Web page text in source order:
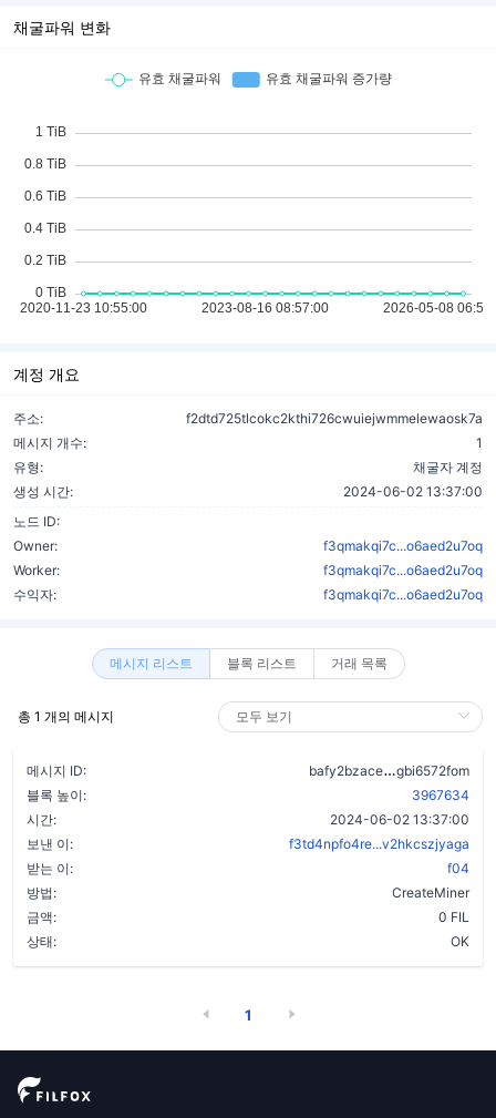
채굴파워 변화
계정 개요
주소:
f2dtd725tlcokc2kthi726cwuiejwmmelewaosk7a
메시지 개수:
1
유형:
채굴자 계정
생성 시간:
2024-06-02 13:37:00
노드 ID:
Owner:
f3qmakqi7c...o6aed2u7oq
Worker:
f3qmakqi7c...o6aed2u7oq
수익자:
f3qmakqi7c...o6aed2u7oq
메시지 리스트 블록 리스트 거래 목록
총 1 개의 메시지
메시지 ID: bafy2bzace
gbi6572fom
블록 높이:
3967634
시간:
2024-06-02 13:37:00
보낸 이:
f3td4npfo4re...v2hkcszjyaga
받는 이:
f04
방법:
CreateMiner
금액:
0 FIL
상태:
OK
1